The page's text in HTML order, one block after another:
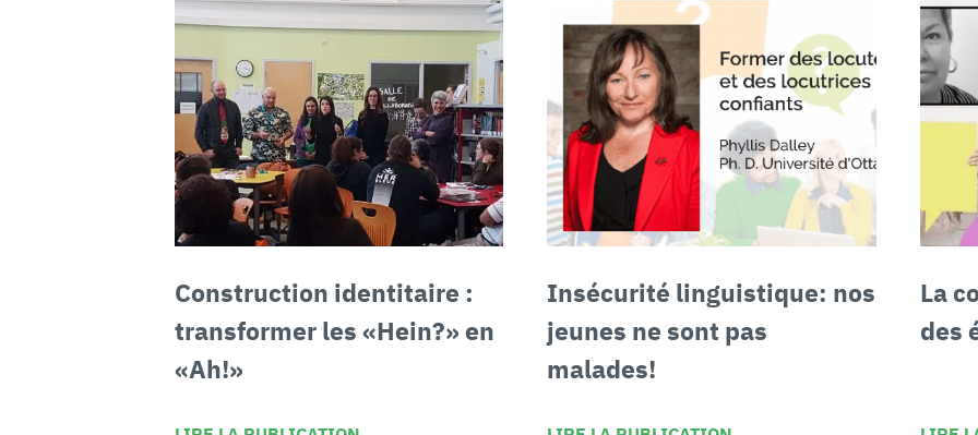
Construction identitaire :
transformer les «Hein?» en
«Ah!»
Insécurité linguistique: nos
jeunes ne sont pas
malades!
La
des